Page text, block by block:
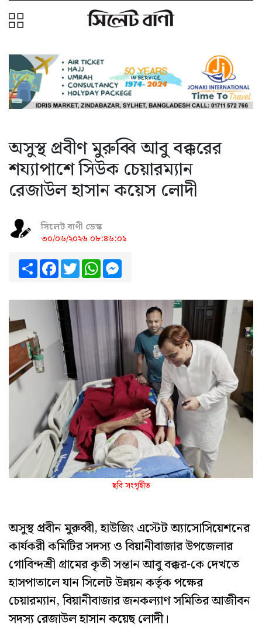
অসুস্থ প্রবীণ মুরুব্বি আবু বক্করের
শয্যাপাশে সিউক চেয়ারম্যান
রেজাউল হাসান কয়েস লোদী
সিলেট বাণী ডেস্ক
৩০/০৬/২০২৬ ০৮:৪৬:০১
ShareFacebook
TwitterWhatsApp
ছবি সংগৃহীত
অসুস্থ প্রবীন মুরুব্বী, হাউজিং এস্টেট অ্যাসোসিয়েশনের
কার্যকরী কমিটির সদস্য ও বিয়ানীবাজার উপজেলার
গোবিন্দশ্রী গ্রামের কৃতী সন্তান আবু বক্কর-কে দেখতে
হাসপাতালে যান সিলেট উন্নয়ন কর্তৃক পক্ষের
চেয়ারম্যান, বিয়ানীবাজার জনকল্যাণ সমিতির আজীবন
সদস্য রেজাউল হাসান কয়েছ লোদী।